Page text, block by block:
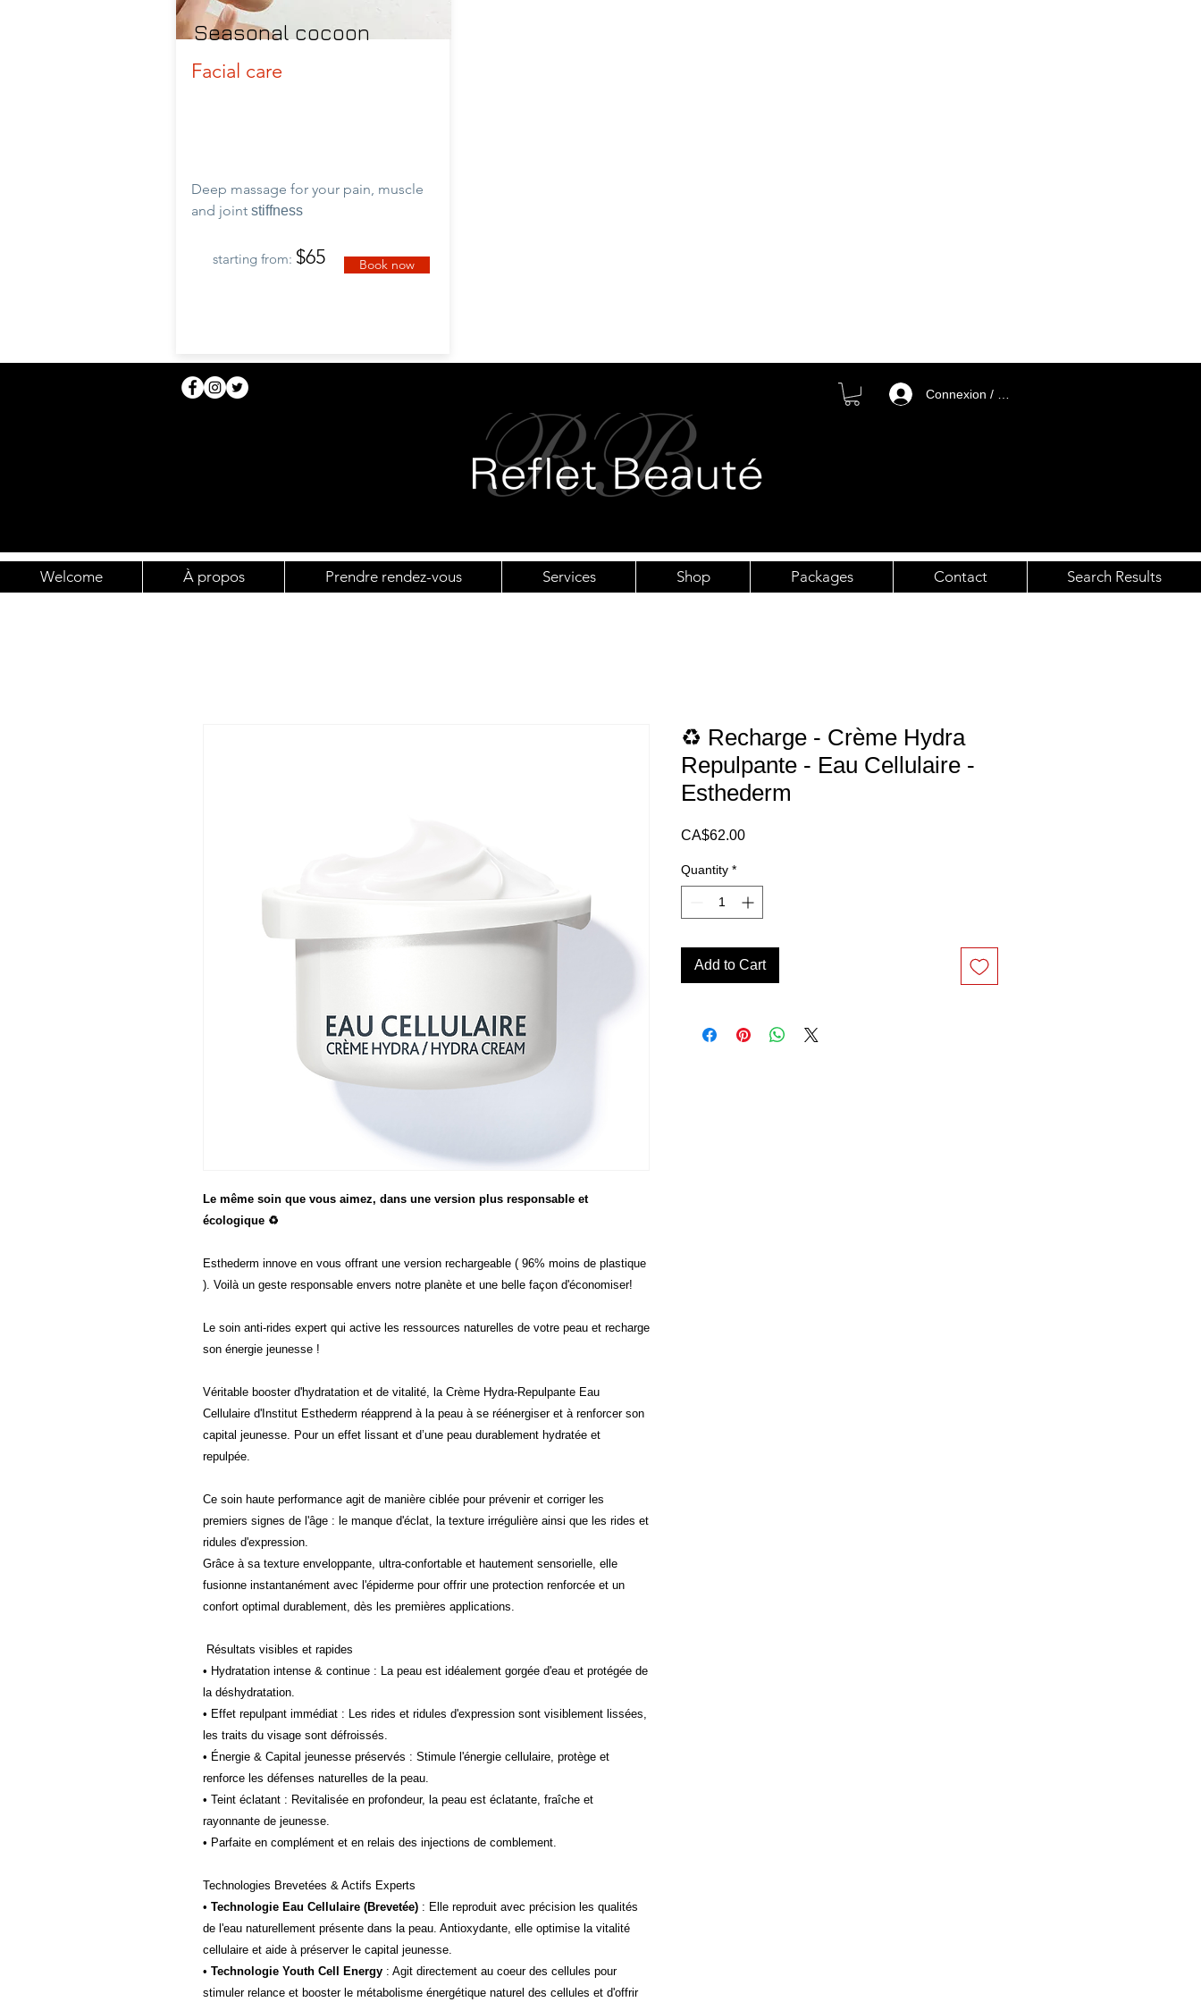
Seasonal cocoon
Facial care
Deep massage for your pain, muscle
and joint stiffness
starting from: $65 Book now
Connexion / Inscription
Welcome À propos Prendre rendez-vous Services Shop Packages Contact Search Results
Le même soin que vous aimez, dans une version plus responsable et
écologique ♻️
Esthederm innove en vous offrant une version rechargeable ( 96% moins de plastique
). Voilà un geste responsable envers notre planète et une belle façon d'économiser!
Le soin anti-rides expert qui active les ressources naturelles de votre peau et recharge
son énergie jeunesse !
Véritable booster d'hydratation et de vitalité, la Crème Hydra-Repulpante Eau
Cellulaire d'Institut Esthederm réapprend à la peau à se réénergiser et à renforcer son
capital jeunesse. Pour un effet lissant et d’une peau durablement hydratée et
repulpée.
Ce soin haute performance agit de manière ciblée pour prévenir et corriger les
premiers signes de l'âge : le manque d'éclat, la texture irrégulière ainsi que les rides et
ridules d'expression.
Grâce à sa texture enveloppante, ultra-confortable et hautement sensorielle, elle
fusionne instantanément avec l'épiderme pour offrir une protection renforcée et un
confort optimal durablement, dès les premières applications.
Résultats visibles et rapides
• Hydratation intense & continue : La peau est idéalement gorgée d'eau et protégée de
la déshydratation.
• Effet repulpant immédiat : Les rides et ridules d'expression sont visiblement lissées,
les traits du visage sont défroissés.
• Énergie & Capital jeunesse préservés : Stimule l'énergie cellulaire, protège et
renforce les défenses naturelles de la peau.
• Teint éclatant : Revitalisée en profondeur, la peau est éclatante, fraîche et
rayonnante de jeunesse.
• Parfaite en complément et en relais des injections de comblement.
Technologies Brevetées & Actifs Experts
• Technologie Eau Cellulaire (Brevetée) : Elle reproduit avec précision les qualités
de l'eau naturellement présente dans la peau. Antioxydante, elle optimise la vitalité
cellulaire et aide à préserver le capital jeunesse.
• Technologie Youth Cell Energy : Agit directement au coeur des cellules pour
stimuler relance et booster le métabolisme énergétique naturel des cellules et d'offrir
♻️ Recharge - Crème Hydra
Repulpante - Eau Cellulaire -
Esthederm
CA$62.00Price
Quantity *
Add to Cart